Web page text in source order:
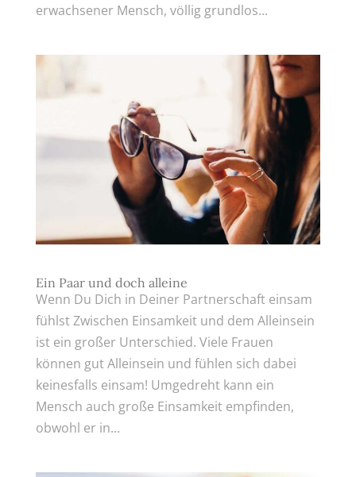
erwachsener Mensch, völlig grundlos...
Ein Paar und doch alleine
Wenn Du Dich in Deiner Partnerschaft einsam
fühlst Zwischen Einsamkeit und dem Alleinsein
ist ein großer Unterschied. Viele Frauen
können gut Alleinsein und fühlen sich dabei
keinesfalls einsam! Umgedreht kann ein
Mensch auch große Einsamkeit empfinden,
obwohl er in...